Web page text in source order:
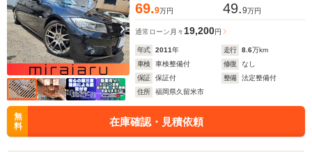
69.9万円 49.9万円
通常ローン 月々19,200円
年式 2011年 走行 8.6万km
車検
車検整備付 修復
なし
保証
保証付 整備
法定整備付
住所
福岡県久留米市
無
料
在庫確認・見積依頼